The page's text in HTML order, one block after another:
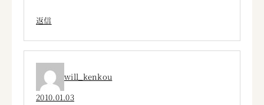
返信
will_kenkou
2010.01.03